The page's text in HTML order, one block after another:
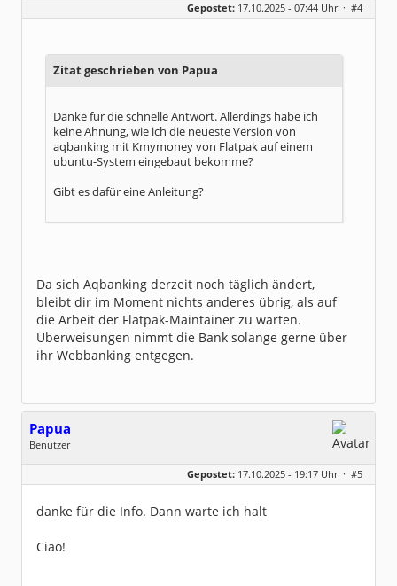
Dabei seit:
10 / 2019
Gepostet: 17.10.2025 - 07:44 Uhr · #4
Zitat geschrieben von Papua
Danke für die schnelle Antwort. Allerdings habe ich
keine Ahnung, wie ich die neueste Version von
aqbanking mit Kmymoney von Flatpak auf einem
ubuntu-System eingebaut bekomme?
Gibt es dafür eine Anleitung?
Da sich Aqbanking derzeit noch täglich ändert,
bleibt dir im Moment nichts anderes übrig, als auf
die Arbeit der Flatpak-Maintainer zu warten.
Überweisungen nimmt die Bank solange gerne über
ihr Webbanking entgegen.
Papua
Benutzer
Geschlecht:
keine Angabe
Dabei seit:
10 / 2025
Gepostet: 17.10.2025 - 19:17 Uhr · #5
danke für die Info. Dann warte ich halt
Ciao!